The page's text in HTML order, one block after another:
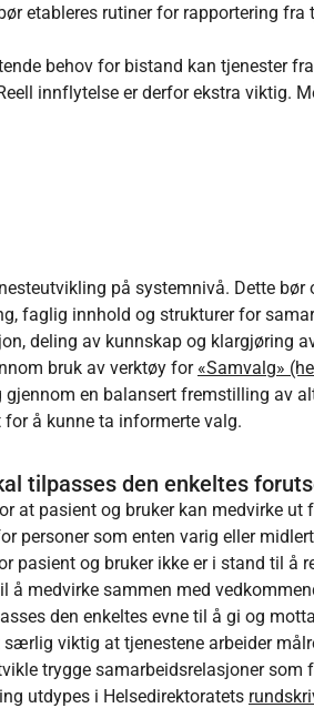
etableres rutiner for rapportering
behov for bistand kan tjenester
innflytelse er derfor ekstra viktig.
på systemnivå. Dette
faglig innhold og strukturer for
deling av kunnskap og klargjøring
bruk av verktøy for «Samvalg»
en balansert fremstilling av
å kunne ta informerte valg.
tilpasses den enkeltes
at pasient og bruker kan medvirke
personer som enten varig eller
pasient og bruker ikke er i stand til å
å medvirke sammen med
den enkeltes evne til å gi og
viktig at tjenestene arbeider
trygge samarbeidsrelasjoner
utdypes i Helsedirektoratets